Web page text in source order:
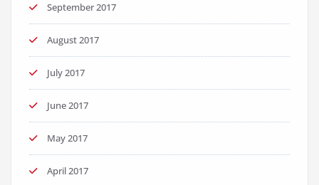
September 2017
August 2017
July 2017
June 2017
May 2017
April 2017